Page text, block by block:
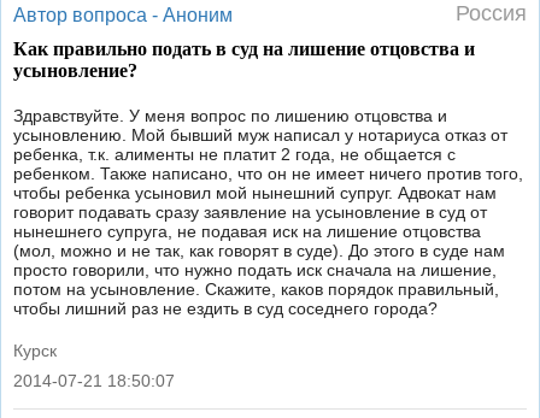
Автор вопроса - Аноним Россия
Как правильно подать в суд на лишение отцовства и
усыновление?
Здравствуйте. У меня вопрос по лишению отцовства и
усыновлению. Мой бывший муж написал у нотариуса отказ от
ребенка, т.к. алименты не платит 2 года, не общается с
ребенком. Также написано, что он не имеет ничего против того,
чтобы ребенка усыновил мой нынешний супруг. Адвокат нам
говорит подавать сразу заявление на усыновление в суд от
нынешнего супруга, не подавая иск на лишение отцовства
(мол, можно и не так, как говорят в суде). До этого в суде нам
просто говорили, что нужно подать иск сначала на лишение,
потом на усыновление. Скажите, каков порядок правильный,
чтобы лишний раз не ездить в суд соседнего города?
Курск
|
2014-07-21 18:50:07